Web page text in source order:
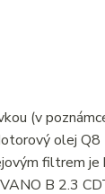
(v
olej
filtrem je
B 2.3